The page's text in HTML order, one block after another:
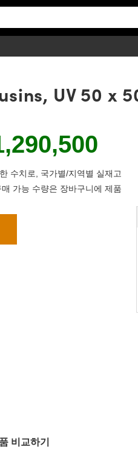
UV 50 x
to adjust the quantity.
수치로, 국가별/지역별 실재고
가능 수량은 장바구니에 제품
비교하기